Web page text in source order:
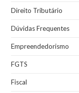
Direito Tributário
Dúvidas Frequentes
Empreendedorismo
FGTS
Fiscal